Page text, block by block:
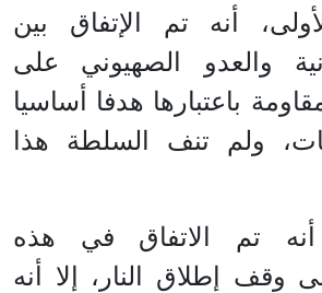
أنه تم الإتفاق بين
والعدو الصهيوني على
باعتبارها هدفا أساسيا
ولم تنف السلطة هذا
أنه تم الاتفاق في هذه
وقف إطلاق النار، إلا أنه